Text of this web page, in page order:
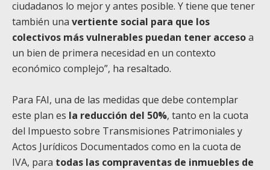
ciudadanos lo mejor y antes posible. Y tiene que tener
también una vertiente social para que los
colectivos más vulnerables puedan tener accesoa
un bien de primera necesidad en un contexto
económico complejo”, ha resaltado.
Para FAI, una de las medidas que debe contemplar
este plan es la reducción del 50%, tanto en la cuota
del Impuesto sobre Transmisiones Patrimoniales y
Actos Jurídicos Documentados como en la cuota de
IVA, para todas las compraventas de inmuebles de